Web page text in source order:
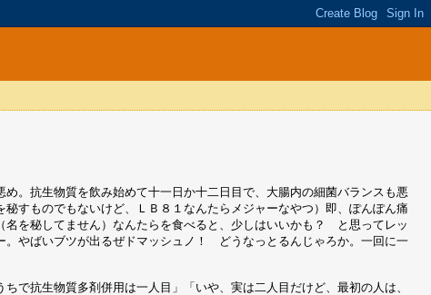
。抗生物質を飲み始めて十一日か十二日目で、大腸内の細菌バランスも悪
すものでもないけど、ＬＢ８１なんたらメジャーなやつ）即、ぽんぽん痛
を秘してません）なんたらを食べると、少しはいいかも？ と思ってレッ
やばいブツが出るぜドマッシュノ！ どうなっとるんじゃろか。一回に一
で抗生物質多剤併用は一人目」「いや、実は二人目だけど、最初の人は、